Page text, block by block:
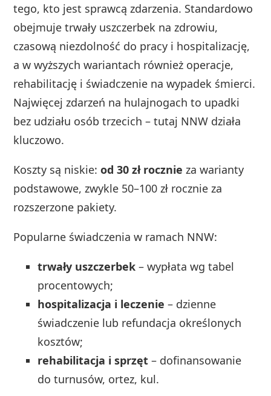
tego, kto jest sprawcą zdarzenia. Standardowo
obejmuje trwały uszczerbek na zdrowiu,
czasową niezdolność do pracy i hospitalizację,
a w wyższych wariantach również operacje,
rehabilitację i świadczenie na wypadek śmierci.
Najwięcej zdarzeń na hulajnogach to upadki
bez udziału osób trzecich – tutaj NNW działa
kluczowo.
Koszty są niskie:od 30 zł rocznie za warianty
podstawowe, zwykle 50–100 zł rocznie za
rozszerzone pakiety.
Popularne świadczenia w ramach NNW:
trwały uszczerbek – wypłata wg tabel
procentowych;
hospitalizacja i leczenie – dzienne
świadczenie lub refundacja określonych
kosztów;
rehabilitacja i sprzęt – dofinansowanie
do turnusów, ortez, kul.